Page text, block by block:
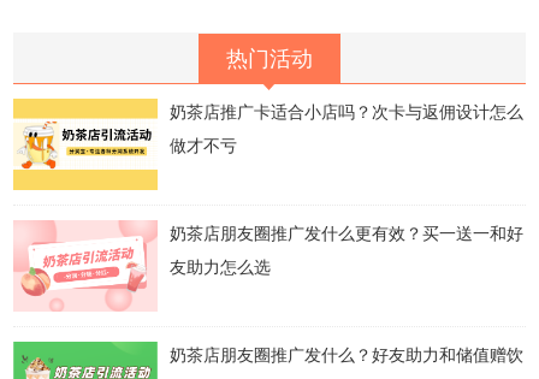
热门活动
奶茶店推广卡适合小店吗？次卡与返佣设计怎么
做才不亏
奶茶店朋友圈推广发什么更有效？买一送一和好
友助力怎么选
奶茶店朋友圈推广发什么？好友助力和储值赠饮